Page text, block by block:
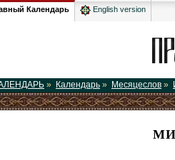
Календарь English version
» Календарь » Месяцеслов »